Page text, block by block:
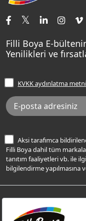
Tavan Boyaları
Ev Bakım ve Hobi
Yatak Odası Renkleri
Sentomaxx Sentetik
Sentomaxx İpeksi
Momento Life
Şampanya Rengi
Açık Mavi Rengi
Frezya Rengi
İletişim Bilgilerimiz
Renk Danışma
Filli Ustam
Sıkça Sorulan Sorular
Ücretsiz Yalıtım
Bilgi Toplumu
İnternet Sitesi
KVKK Talep Formu
KVKK Aydınlatma
Filli Boya E-
Yenilikleri ve
KVKK aydınlatma
Aksi tarafımca
Filli Boya dahil tüm
tanıtım faaliyetleri vb. ile
bilgilendirme yapılmasına